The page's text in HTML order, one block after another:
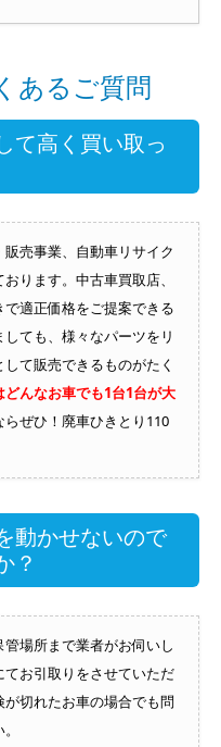
あるご質問
て高く買い取っ
売事業、自動車リサイク
ります。中古車買取店、
適正価格をご提案できる
ても、様々なパーツをリ
て販売できるものがたく
んなお車でも1台1台が大
らぜひ！廃車ひきとり110
動かせないので
？
場所まで業者がお伺いし
お引取りをさせていただ
切れたお車の場合でも問